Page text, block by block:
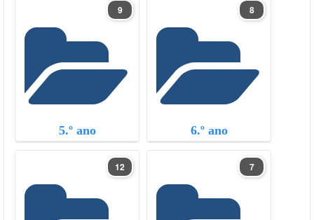
9
5.º ano
8
6.º ano
12 7